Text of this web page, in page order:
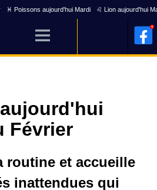
♓ Poissons aujourd'hui Mardi ♌ Lion aujourd'hui
Février
routine et accueille
inattendues qui